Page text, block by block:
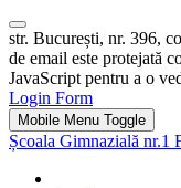
str. București, nr. 396,
de email este protejată
JavaScript pentru a o
Login Form
Mobile Menu Toggle
Școala Gimnazială nr.1